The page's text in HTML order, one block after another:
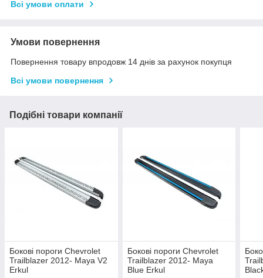
Всі умови оплати
Умови повернення
Повернення товару впродовж 14 днів за рахунок покупця
Всі умови повернення
Подібні товари компанії
Бокові пороги Chevrolet
Trailblazer 2012- Maya V2
Erkul
Бокові пороги Chevrolet
Trailblazer 2012- Maya
Blue Erkul